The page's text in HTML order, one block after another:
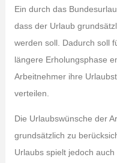
Ein durch das
dass der Urlaub
werden soll. Dadurch soll
längere Erholungsphase
Arbeitnehmer ihre
verteilen.
Die Urlaubswünsche der
grundsätzlich zu
Urlaubs spielt jedoch